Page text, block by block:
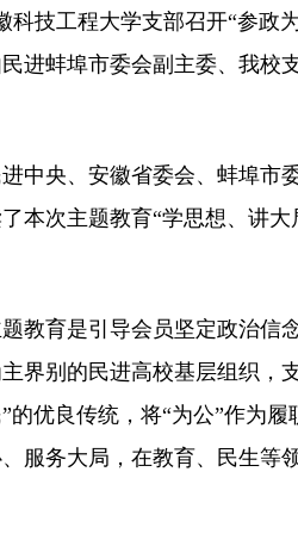
科技工程大学支部召开“参政
进蚌埠市委会副主委、我校
中央、安徽省委会、蚌埠市
本次主题教育“学思想、讲
教育是引导会员坚定政治信
界别的民进高校基层组织，
的优良传统，将“为公”作为履
服务大局，在教育、民生等